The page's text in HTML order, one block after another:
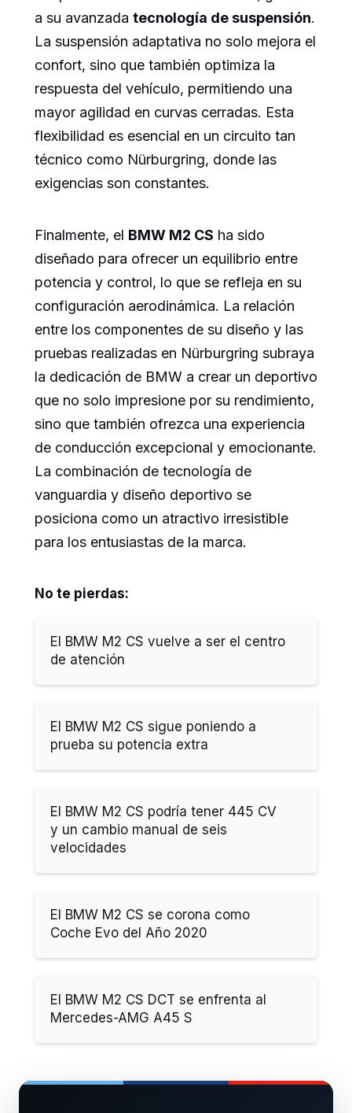
a su avanzada tecnología de suspensión.
La suspensión adaptativa no solo mejora el
confort, sino que también optimiza la
respuesta del vehículo, permitiendo una
mayor agilidad en curvas cerradas. Esta
flexibilidad es esencial en un circuito tan
técnico como Nürburgring, donde las
exigencias son constantes.
Finalmente, el BMW M2 CS ha sido
diseñado para ofrecer un equilibrio entre
potencia y control, lo que se refleja en su
configuración aerodinámica. La relación
entre los componentes de su diseño y las
pruebas realizadas en Nürburgring subraya
la dedicación de BMW a crear un deportivo
que no solo impresione por su rendimiento,
sino que también ofrezca una experiencia
de conducción excepcional y emocionante.
La combinación de tecnología de
vanguardia y diseño deportivo se
posiciona como un atractivo irresistible
para los entusiastas de la marca.
No te pierdas:
El BMW M2 CS vuelve a ser el centro
de atención
El BMW M2 CS sigue poniendo a
prueba su potencia extra
El BMW M2 CS podría tener 445 CV
y un cambio manual de seis
velocidades
El BMW M2 CS se corona como
Coche Evo del Año 2020
El BMW M2 CS DCT se enfrenta al
Mercedes-AMG A45 S